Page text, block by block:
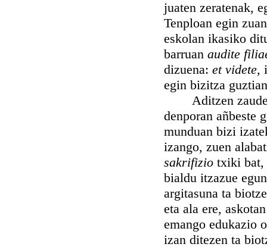
juaten zeratenak,
Tenploan egin
eskolan ikasiko
barruan audite
dizuena: et videte,
egin bizitza
Aditzen
denporan añbeste
munduan bizi
izango, zuen
sakrifizio txiki bat,
bialdu itzazue
argitasuna ta
eta ala ere,
emango edukazio
izan ditezen ta